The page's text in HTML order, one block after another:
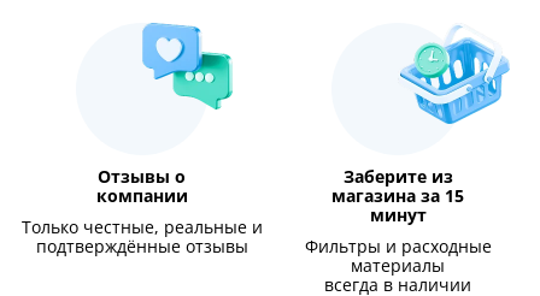
Отзывы о
компании
Только честные, реальные и
подтверждённые отзывы
Заберите из
магазина за 15
минут
Фильтры и расходные
материалы
всегда в наличии